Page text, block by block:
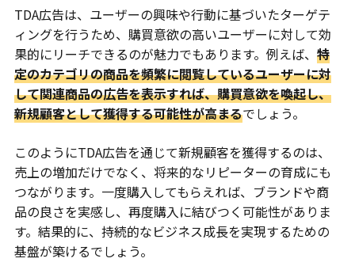
TDA広告は、ユーザーの興味や行動に基づいたターゲテ
ィングを行うため、購買意欲の高いユーザーに対して効
果的にリーチできるのが魅力でもあります。例えば、特
定のカテゴリの商品を頻繁に閲覧しているユーザーに対
して関連商品の広告を表示すれば、購買意欲を喚起し、
新規顧客として獲得する可能性が高まるでしょう。
このようにTDA広告を通じて新規顧客を獲得するのは、
売上の増加だけでなく、将来的なリピーターの育成にも
つながります。一度購入してもらえれば、ブランドや商
品の良さを実感し、再度購入に結びつく可能性がありま
す。結果的に、持続的なビジネス成長を実現するための
基盤が築けるでしょう。